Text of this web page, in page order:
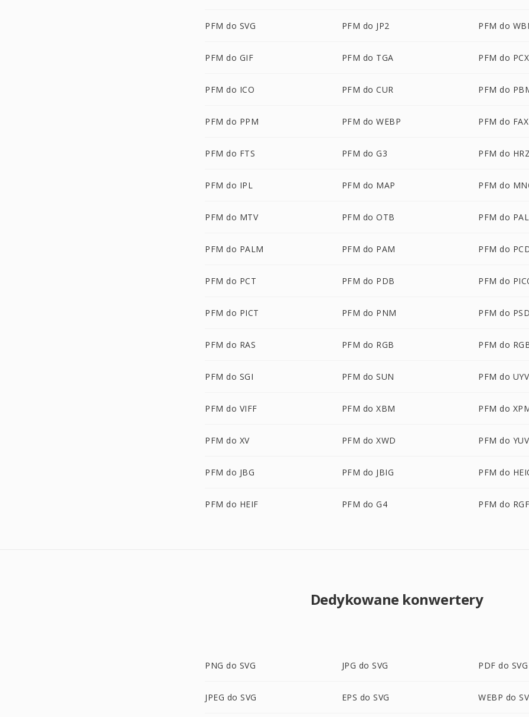
PFM do SVG PFM do JP2 PFM do
PFM do GIF PFM do TGA PFM do PCX
PFM do ICO PFM do CUR PFM do
PFM do PPM PFM do WEBP PFM do FAX
PFM do FTS PFM do G3 PFM do HRZ
PFM do IPL PFM do MAP PFM do
PFM do MTV PFM do OTB PFM do PAL
PFM do PALM PFM do PAM PFM do
PFM do PCT PFM do PDB PFM do
PFM do PICT PFM do PNM PFM do PSD
PFM do RAS PFM do RGB PFM do
PFM do SGI PFM do SUN PFM do
PFM do VIFF PFM do XBM PFM do
PFM do XV PFM do XWD PFM do YUV
PFM do JBG PFM do JBIG PFM do
PFM do HEIF PFM do G4 PFM do RGF
Dedykowane konwertery
PNG do SVG JPG do SVG PDF do SVG
JPEG do SVG EPS do SVG WEBP do